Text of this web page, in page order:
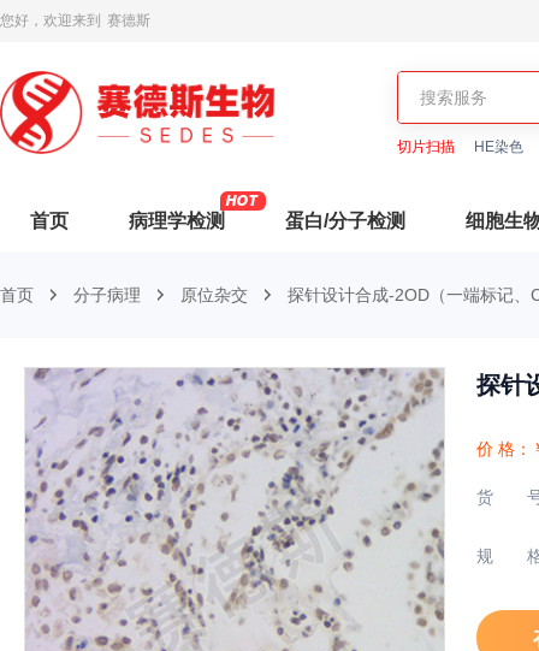
您好，欢迎来到 赛德斯
切片扫描 HE染色
首页 病理学检测 蛋白/分子检测 细胞生
首页 分子病理 原位杂交 探针设计合成-2OD（一端标记、
探针
价 格：
货
规